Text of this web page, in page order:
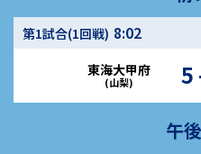
第1試合(1回戦) 8:02
東海大甲府
(山梨) 5
午